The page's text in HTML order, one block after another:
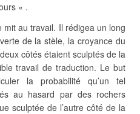
« .
au travail. Il rédigea un long
de la stèle, la croyance du
côtés étaient sculptés de la
travail de traduction. Le but
la probabilité qu’un tel
au hasard par des rochers
sculptée de l’autre côté de la